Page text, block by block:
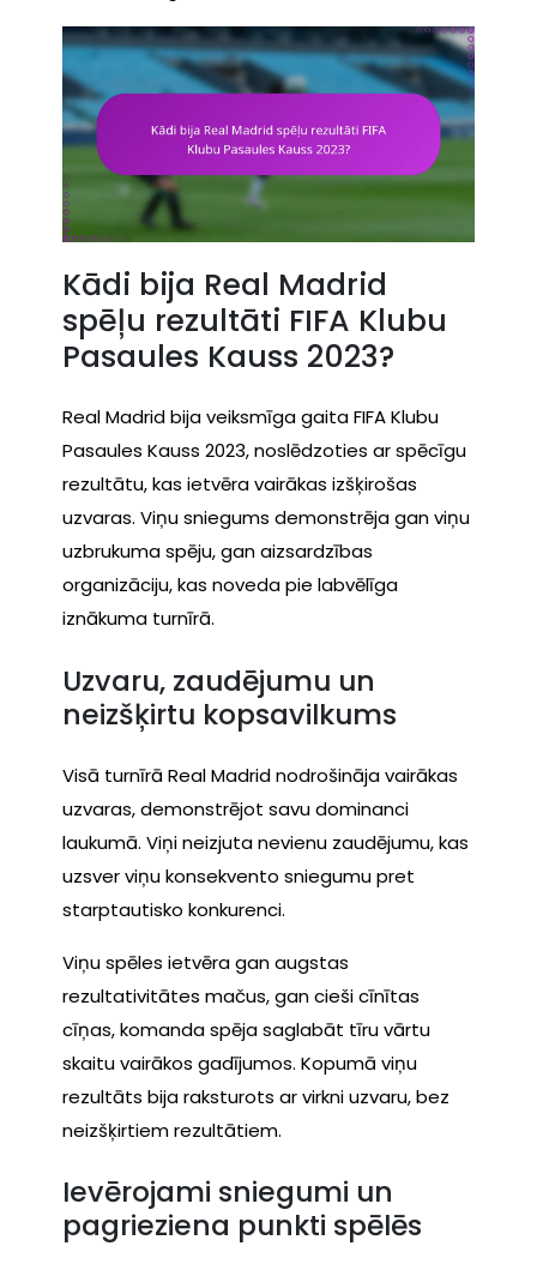
Kādi bija Real Madrid
spēļu rezultāti FIFA Klubu
Pasaules Kauss 2023?
Real Madrid bija veiksmīga gaita FIFA Klubu
Pasaules Kauss 2023, noslēdzoties ar spēcīgu
rezultātu, kas ietvēra vairākas izšķirošas
uzvaras. Viņu sniegums demonstrēja gan viņu
uzbrukuma spēju, gan aizsardzības
organizāciju, kas noveda pie labvēlīga
iznākuma turnīrā.
Uzvaru, zaudējumu un
neizšķirtu kopsavilkums
Visā turnīrā Real Madrid nodrošināja vairākas
uzvaras, demonstrējot savu dominanci
laukumā. Viņi neizjuta nevienu zaudējumu, kas
uzsver viņu konsekvento sniegumu pret
starptautisko konkurenci.
Viņu spēles ietvēra gan augstas
rezultativitātes mačus, gan cieši cīnītas
cīņas, komanda spēja saglabāt tīru vārtu
skaitu vairākos gadījumos. Kopumā viņu
rezultāts bija raksturots ar virkni uzvaru, bez
neizšķirtiem rezultātiem.
Ievērojami sniegumi un
pagrieziena punkti spēlēs